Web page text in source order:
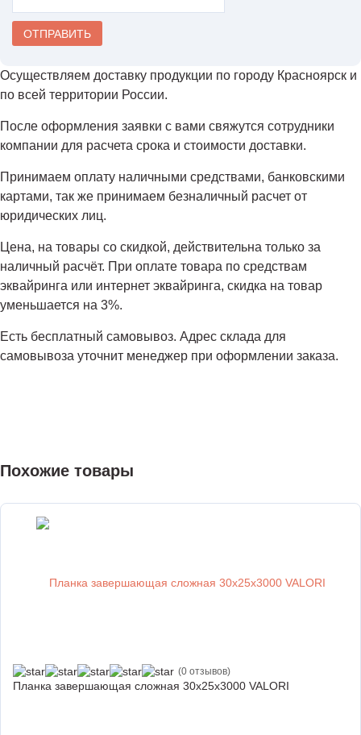
Осуществляем доставку продукции по городу Красноярск и
по всей территории России.
После оформления заявки с вами свяжутся сотрудники
компании для расчета срока и стоимости доставки.
Принимаем оплату наличными средствами, банковскими
картами, так же принимаем безналичный расчет от
юридических лиц.
Цена, на товары со скидкой, действительна только за
наличный расчёт. При оплате товара по средствам
эквайринга или интернет эквайринга, скидка на товар
уменьшается на 3%.
Есть бесплатный самовывоз. Адрес склада для
самовывоза уточнит менеджер при оформлении заказа.
Похожие товары
(0 отзывов)
Планка завершающая сложная 30х25х3000 VALORI